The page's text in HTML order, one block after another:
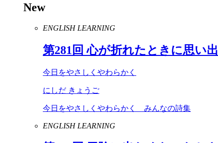
New
ENGLISH LEARNING
第281 回 心が折れたときに思い
今日をやさしくやわらかく
にしだ きょうご
今日をやさしくやわらかく みんなの詩集
ENGLISH LEARNING